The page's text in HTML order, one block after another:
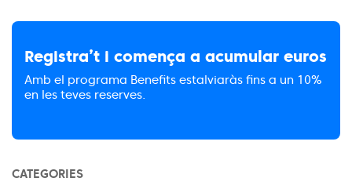
Registra’t i comença a acumular euros
Amb el programa Benefits estalviaràs fins a un 10%
en les teves reserves.
CATEGORIES